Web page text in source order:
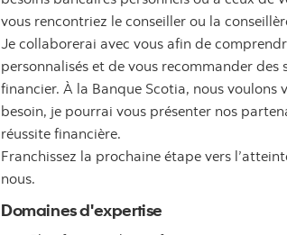
vous rencontriez le conseiller ou la
Je collaborerai avec vous afin de
personnalisés et de vous recommander
financier. À la Banque Scotia, nous
besoin, je pourrai vous présenter nos
réussite financière.
Franchissez la prochaine étape vers
nous.
Domaines d'expertise